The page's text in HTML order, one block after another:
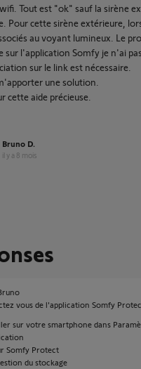
Tout est "ok" sauf la sirène
Pour cette sirène extérieure,
au voyant lumineux. Le
sur l'application Somfy je n'ai
sur le link est nécessaire.
une solution.
cette aide précieuse.
Bruno D.
il y a 8 mois
vous de l'application Somfy
sur votre smartphone dans
Somfy Protect
du stockage